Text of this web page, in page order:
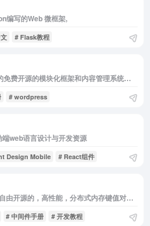
编写的Web 微框架,
# Flask教程
Drupal是一个用 PHP 写的免费开源的模块化框架和内容管理系统（CMS）
# wordpress
web语言设计与开发资源
Design Mobile # React组件
Memcached 教程是一个自由开源的，高性能，分布式内存键值对缓存系统
# 中间件手册 # 开发教程